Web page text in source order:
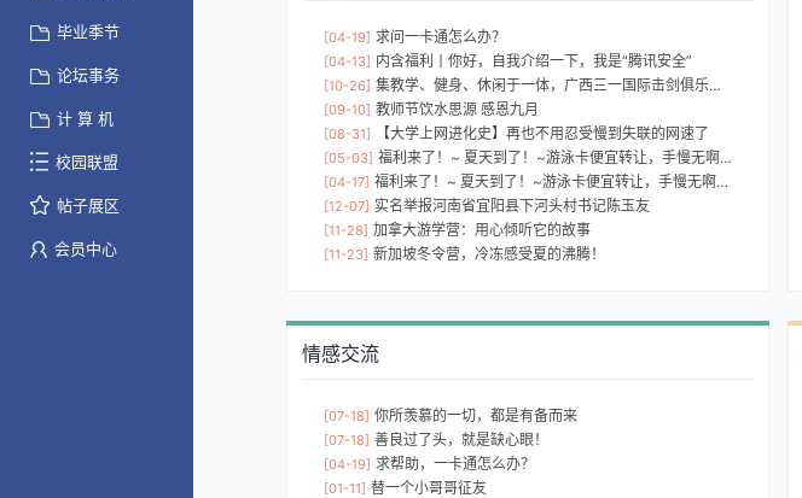
毕业季节
论坛事务
计 算 机
校园联盟
帖子展区
会员中心
[04-19] 求问一卡通怎么办？
[04-13] 内含福利丨你好，自我介绍一下，我是“腾讯安全”
[10-26] 集教学、健身、休闲于一体，广西三一国际击剑俱乐部开业
[09-10] 教师节饮水思源 感恩九月
[08-31] 【大学上网进化史】再也不用忍受慢到失联的网速了
[05-03] 福利来了！~ 夏天到了！~游泳卡便宜转让，手慢无啊！~~
[04-17] 福利来了！~ 夏天到了！~游泳卡便宜转让，手慢无啊！~~
[12-07] 实名举报河南省宜阳县下河头村书记陈玉友
[11-28] 加拿大游学营：用心倾听它的故事
[11-23] 新加坡冬令营，冷冻感受夏的沸腾！
情感交流
[07-18] 你所羡慕的一切，都是有备而来
[07-18] 善良过了头，就是缺心眼！
[04-19] 求帮助，一卡通怎么办？
[01-11] 替一个小哥哥征友